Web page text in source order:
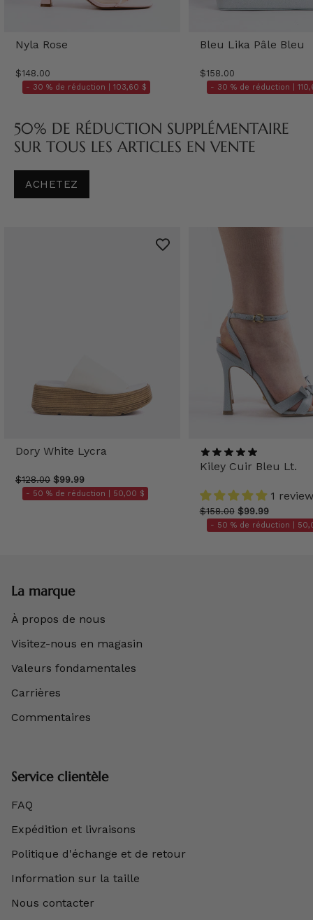
Nyla Rose
$148.00
- 30 % de réduction | 103,60 $
Bleu Lika Pâle Bleu
$158.00
- 30 % de réduction |
50% DE RÉDUCTION SUPPLÉMENTAIRE
SUR TOUS LES ARTICLES EN VENTE
ACHETEZ
Dory White Lycra
$128.00 $99.99
- 50 % de réduction | 50,00 $
Kiley Cuir Bleu Lt.
1 review
$158.00 $99.99
- 50 % de réduction |
La marque
À propos de nous
Visitez-nous en magasin
Valeurs fondamentales
Carrières
Commentaires
Service clientèle
FAQ
Expédition et livraisons
Politique d'échange et de retour
Information sur la taille
Nous contacter